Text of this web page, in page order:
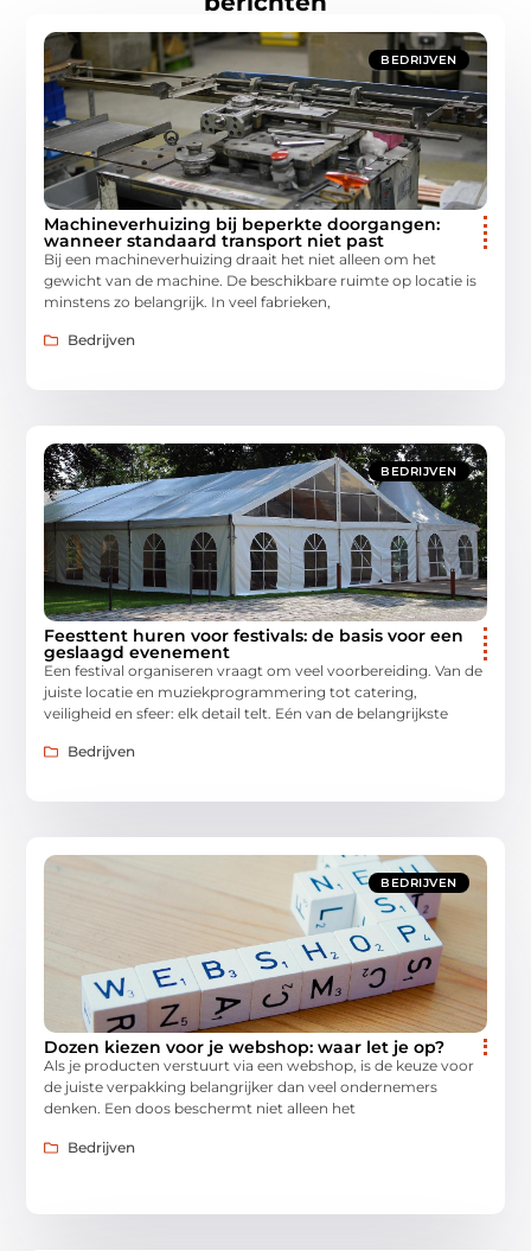
BEDRIJVEN
Machineverhuizing bij beperkte doorgangen:
wanneer standaard transport niet past
Bij een machineverhuizing draait het niet alleen om het
gewicht van de machine. De beschikbare ruimte op locatie is
minstens zo belangrijk. In veel fabrieken,
Bedrijven
BEDRIJVEN
Feesttent huren voor festivals: de basis voor een
geslaagd evenement
Een festival organiseren vraagt om veel voorbereiding. Van de
juiste locatie en muziekprogrammering tot catering,
veiligheid en sfeer: elk detail telt. Eén van de belangrijkste
Bedrijven
BEDRIJVEN
Dozen kiezen voor je webshop: waar let je op?
Als je producten verstuurt via een webshop, is de keuze voor
de juiste verpakking belangrijker dan veel ondernemers
denken. Een doos beschermt niet alleen het
Bedrijven